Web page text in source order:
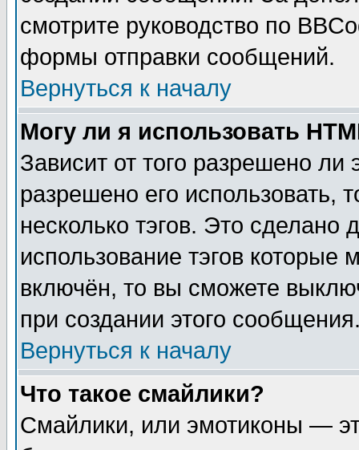
смотрите руководство по
формы отправки сообщений.
Вернуться к началу
Могу ли я использовать
Зависит от того разрешено
разрешено его использовать,
несколько тэгов. Это сделано
использование тэгов
включён, то вы сможете
при создании этого
Вернуться к началу
Что такое смайлики?
Смайлики, или эмотиконы —